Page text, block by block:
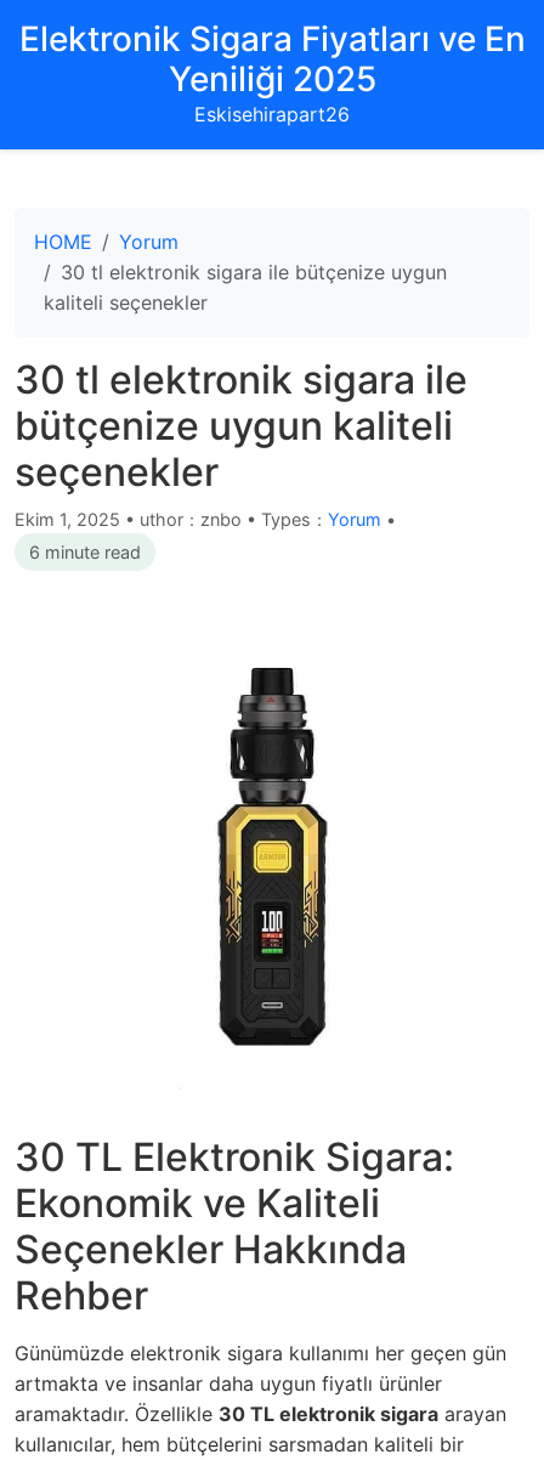
Elektronik Sigara Fiyatları ve En
Yeniliği 2025
Eskisehirapart26
HOME
Yorum
30 tl elektronik sigara ile bütçenize uygun
kaliteli seçenekler
30 tl elektronik sigara ile
bütçenize uygun kaliteli
seçenekler
Ekim 1, 2025 • uthor：znbo • Types： Yorum •
6 minute read
30 TL Elektronik Sigara:
Ekonomik ve Kaliteli
Seçenekler Hakkında
Rehber
Günümüzde elektronik sigara kullanımı her geçen gün
artmakta ve insanlar daha uygun fiyatlı ürünler
aramaktadır. Özellikle 30 TL elektronik sigara arayan
kullanıcılar, hem bütçelerini sarsmadan kaliteli bir